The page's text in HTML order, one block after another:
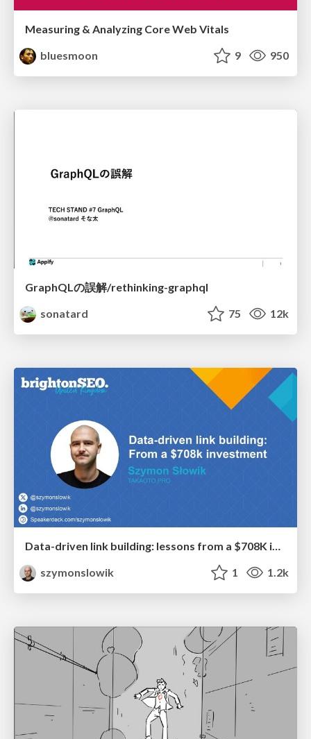
Measuring & Analyzing Core Web Vitals
bluesmoon
9 950
GraphQLの誤解/rethinking-graphql
sonatard
75 12k
szymonslowik
1 1.2k